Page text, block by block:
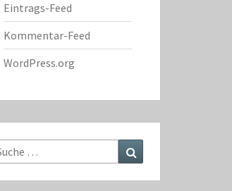
Eintrags-Feed
Kommentar-Feed
WordPress.org